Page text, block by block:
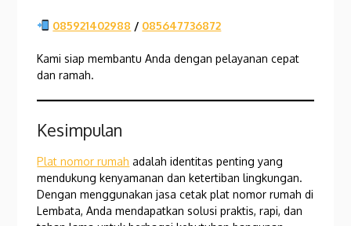
085921402988 / 085647736872
Kami siap membantu Anda dengan pelayanan cepat
dan ramah.
Kesimpulan
Plat nomor rumah adalah identitas penting yang
mendukung kenyamanan dan ketertiban lingkungan.
Dengan menggunakan jasa cetak plat nomor rumah di
Lembata, Anda mendapatkan solusi praktis, rapi, dan